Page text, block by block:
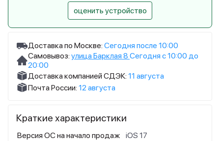
Доставка по Москве: Сегодня после 10:00
Самовывоз: улица Барклая 8 Сегодня с 10:00 до
20:00
Доставка компанией СДЭК: 11 августа
Почта России: 12 августа
Краткие характеристики
Версия ОС на начало продаж
iOS 17
оценить устройство